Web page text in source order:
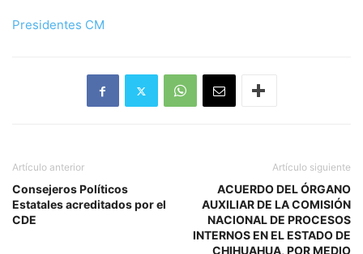
Presidentes CM
Artículo anterior
Consejeros Políticos
Estatales acreditados por el
CDE
Artículo siguiente
ACUERDO DEL ÓRGANO
AUXILIAR DE LA COMISIÓN
NACIONAL DE PROCESOS
INTERNOS EN EL ESTADO DE
CHIHUAHUA, POR MEDIO